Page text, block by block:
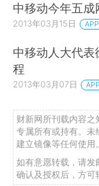
中移动今年五
2013年03月15日
中移动人大代
程
2013年03月07日
财新网所刊载内容之
专属所有或持有。未
建立镜像等任何使用。
如有意愿转载，请发
确认及授权后，方可